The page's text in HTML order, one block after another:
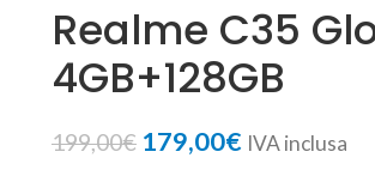
Realme C35
4GB+128GB
199,00€ 179,00€ IVA inclusa